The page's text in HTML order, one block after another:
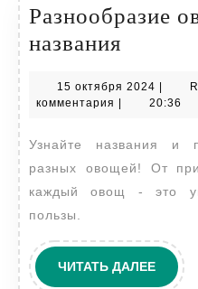
Разнообразие
названия
фото
15 октября 2024 15
октября
комментария
20:36
Узнайте названия и посмотрите фото самых
разных овощей! От
каждый овощ - это
пользы.
ЧИТАТЬ ДАЛЕЕЧИТАТЬ
ДАЛЕЕ